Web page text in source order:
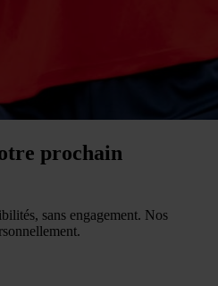
prochain
sans engagement. Nos